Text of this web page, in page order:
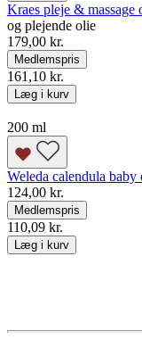
Kraes pleje &
og plejende olie
179,00 kr.
Medlemspris
161,10 kr.
Læg i kurv
200 ml
Weleda calendula baby
124,00 kr.
Medlemspris
110,09 kr.
Læg i kurv